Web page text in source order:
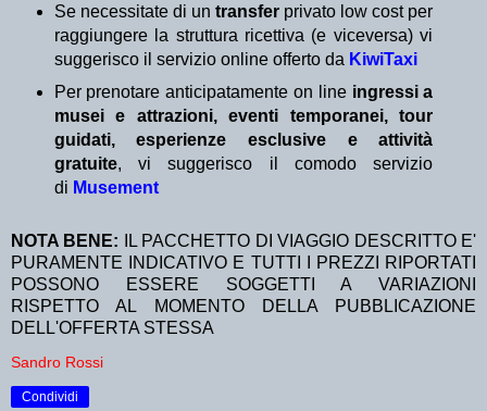
Se necessitate di un transfer privato low cost per
raggiungere la struttura ricettiva (e viceversa) vi
suggerisco il servizio online offerto da KiwiTaxi
Per prenotare anticipatamente on line ingressi a
musei e attrazioni, eventi temporanei, tour
guidati, esperienze esclusive e attività
gratuite, vi suggerisco il comodo servizio
di Musement
NOTA BENE:
IL PACCHETTO DI VIAGGIO DESCRITTO E'
PURAMENTE INDICATIVO E TUTTI I PREZZI RIPORTATI
POSSONO ESSERE SOGGETTI A VARIAZIONI
RISPETTO AL MOMENTO DELLA PUBBLICAZIONE
DELL'OFFERTA STESSA
Sandro Rossi
Condividi